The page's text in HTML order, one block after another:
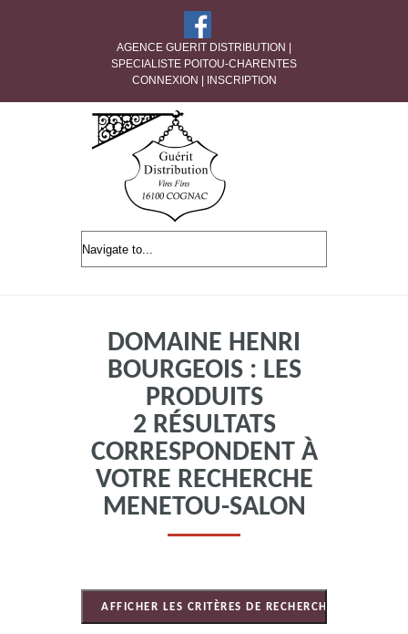
AGENCE GUERIT DISTRIBUTION |
SPECIALISTE POITOU-CHARENTES
CONNEXION
INSCRIPTION
DOMAINE HENRI
BOURGEOIS : LES
PRODUITS
2 RÉSULTATS
CORRESPONDENT À
VOTRE RECHERCHE
MENETOU-SALON